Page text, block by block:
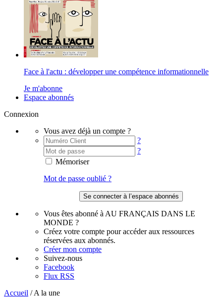
Face à l'actu : développer une compétence informationnelle
Je m'abonne
Espace abonnés
Connexion
Vous avez déjà un compte ?
?
?
Mémoriser
Mot de passe oublié ?
Vous êtes abonné à AU FRANÇAIS DANS LE
MONDE ?
Créez votre compte pour accéder aux ressources
réservées aux abonnés.
Créer mon compte
Suivez-nous
Facebook
Flux RSS
Accueil /A la une